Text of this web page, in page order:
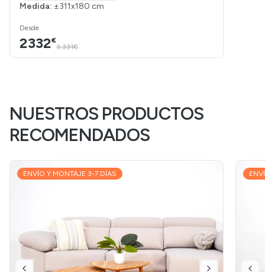
Medida: ±311x180 cm
Desde
2332€
3.331€
NUESTROS PRODUCTOS
RECOMENDADOS
ENVÍO Y MONTAJE 3-7 DÍAS